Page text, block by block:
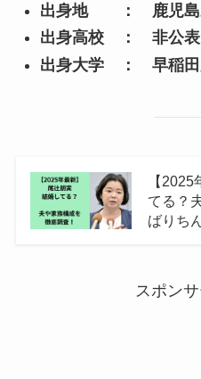
出身地 ： 鹿児島
出身高校 ： 非公表
出身大学 ： 早稲田
【
てる？
ばりち
スポン